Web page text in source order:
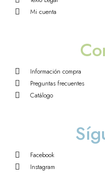
Mi cuenta
Información compra
Preguntas frecuentes
Catálogo
Facebook
Instagram